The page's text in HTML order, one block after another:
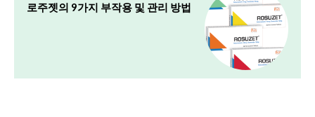
로주젯의 9가지 부작용 및 관리 방법